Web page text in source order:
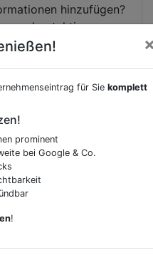
hinzufügen?
zu kontaktieren.
um
in
dieser
für Sie komplett
prominent
bei Google & Co.
!